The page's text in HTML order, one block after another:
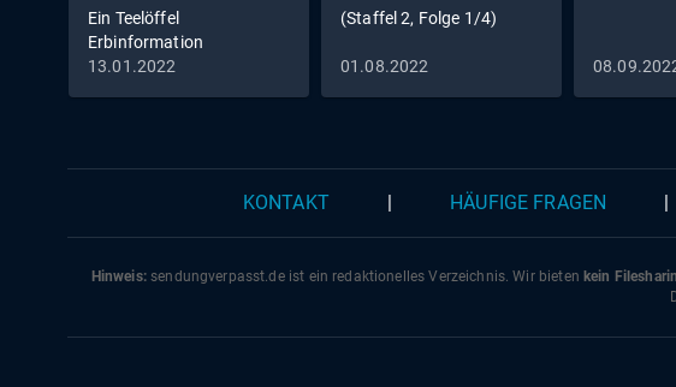
Ein Teelöffel
Erbinformation
13.01.2022
(Staffel 2, Folge 1/4)
01.08.2022
KONTAKT HÄUFIGE FRAGEN
Hinweis:sendungverpasst.deist ein redaktionelles Verzeichnis. Wir bieten kein